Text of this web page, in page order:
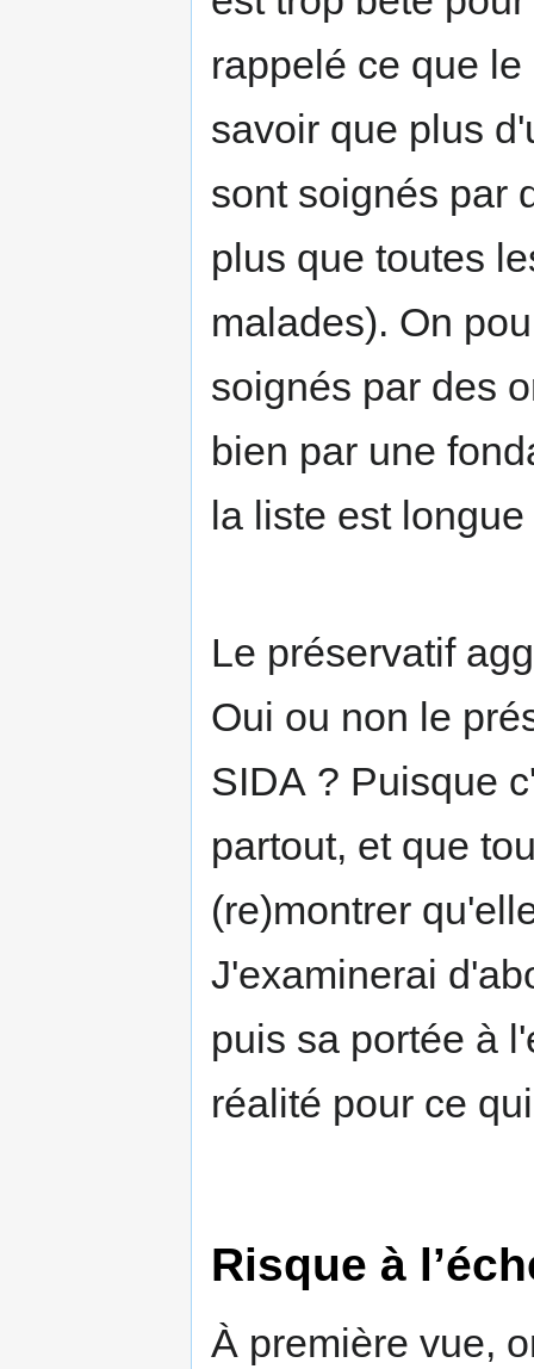
rappelé ce que
savoir que plus
sont soignés par
plus que toutes
malades). On
soignés par des
bien par une
la liste est longue
Le préservatif
Oui ou non le
SIDA ? Puisque
partout, et que
(re)montrer
J'examinerai
puis sa portée à
réalité pour ce
Risque à
À première vue,